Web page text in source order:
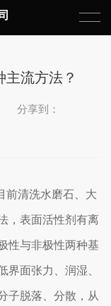
流方法？
分享到：
前清洗水磨石、大
，表面活性剂有离
性与非极性两种基
界面张力、润湿、
子脱落、分散，从